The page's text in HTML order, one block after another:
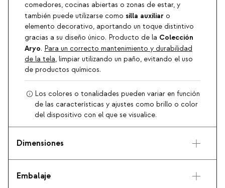
comedores, cocinas abiertas o zonas de estar, y
también puede utilizarse como silla auxiliar o
elemento decorativo, aportando un toque distintivo
gracias a su diseño único. Producto de la Colección
Aryo. Para un correcto mantenimiento y durabilidad
de la tela, limpiar utilizando un paño, evitando el uso
de productos químicos.
Los colores o tonalidades pueden variar en función
de las características y ajustes como brillo o color
del dispositivo con el que se visualice.
Dimensiones
Embalaje